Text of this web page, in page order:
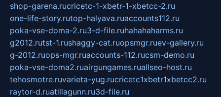
shop-garena.rucricetc-1-xbetr-1-xbetcc-2.ru
one-life-story.rutop-halyava.ruaccounts112.ru
poka-vse-doma-2.ru3-d-file.ruhahahaharms.ru
g2012.rutst-1.rushaggy-cat.ruopsmgr.ruev-gallery.ru
g-2012.ruops-mgr.ruaccounts-112.rucsm-demo.ru
poka-vse-doma2.ruairgungames.ruallseo-host.ru
tehosmotre.ruvarieta-yug.rucricetc1xbetr1xbetcc2.ru
raytor-d.ruatillagunn.ru3d-file.ru